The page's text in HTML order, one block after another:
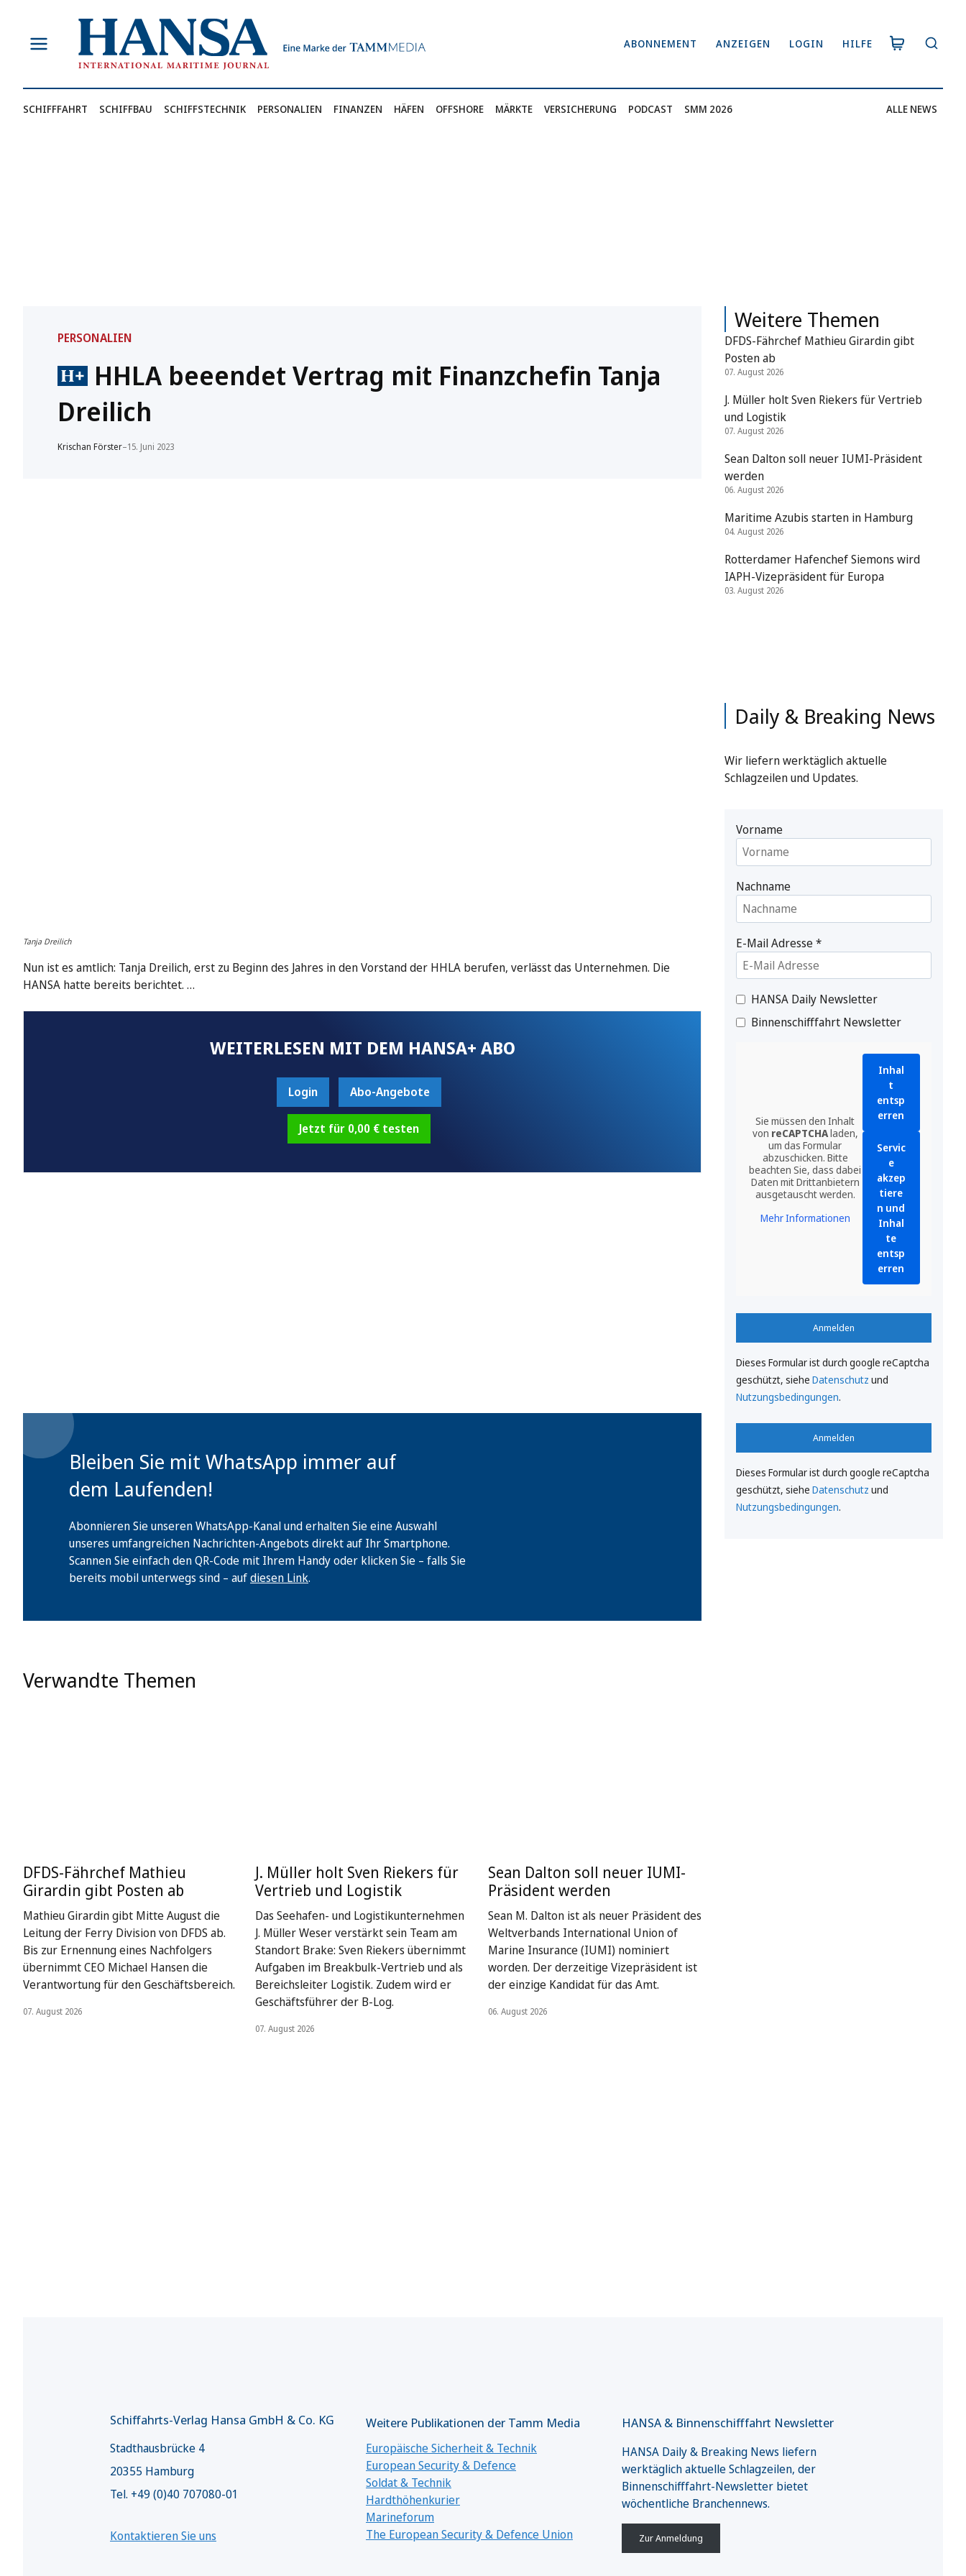
springen
ABONNEMENT ANZEIGEN LOGIN HILFE
SCHIFFFAHRT SCHIFFBAU SCHIFFSTECHNIK PERSONALIEN FINANZEN HÄFEN OFFSHORE MÄRKTE VERSICHERUNG PODCAST SMM 2026 ALLE NEWS
PERSONALIEN
HHLA beeendet Vertrag mit Finanzchefin Tanja
Dreilich
Krischan Förster–15. Juni 2023
Tanja Dreilich
Nun ist es amtlich: Tanja Dreilich, erst zu Beginn des Jahres in den Vorstand der HHLA berufen, verlässt das Unternehmen. Die
HANSA hatte bereits berichtet. …
WEITERLESEN MIT DEM HANSA+ ABO
Login Abo-Angebote
Jetzt für 0,00 € testen
Bleiben Sie mit WhatsApp immer auf
dem Laufenden!
Abonnieren Sie unseren WhatsApp-Kanal und erhalten Sie eine Auswahl
unseres umfangreichen Nachrichten-Angebots direkt auf Ihr Smartphone.
Scannen Sie einfach den QR-Code mit Ihrem Handy oder klicken Sie – falls Sie
bereits mobil unterwegs sind – aufdiesen Link.
Verwandte Themen
DFDS-Fährchef Mathieu
Girardin gibt Posten ab
Mathieu Girardin gibt Mitte August die
Leitung der Ferry Division von DFDS ab.
Bis zur Ernennung eines Nachfolgers
übernimmt CEO Michael Hansen die
Verantwortung für den Geschäftsbereich.
07. August 2026
J. Müller holt Sven Riekers für
Vertrieb und Logistik
Das Seehafen- und Logistikunternehmen
J. Müller Weser verstärkt sein Team am
Standort Brake: Sven Riekers übernimmt
Aufgaben im Breakbulk-Vertrieb und als
Bereichsleiter Logistik. Zudem wird er
Geschäftsführer der B-Log.
07. August 2026
Sean Dalton soll neuer IUMI-
Präsident werden
Sean M. Dalton ist als neuer Präsident des
Weltverbands International Union of
Marine Insurance (IUMI) nominiert
worden. Der derzeitige Vizepräsident ist
der einzige Kandidat für das Amt.
06. August 2026
Weitere Themen
DFDS-Fährchef Mathieu Girardin gibt
Posten ab
07. August 2026
J. Müller holt Sven Riekers für Vertrieb
und Logistik
07. August 2026
Sean Dalton soll neuer IUMI-Präsident
werden
06. August 2026
Maritime Azubis starten in Hamburg
04. August 2026
Rotterdamer Hafenchef Siemons wird
IAPH-Vizepräsident für Europa
03. August 2026
Daily & Breaking News
Wir liefern werktäglich aktuelle
Schlagzeilen und Updates.
Vorname
Nachname
E-Mail Adresse*
HANSA Daily Newsletter
Binnenschifffahrt Newsletter
Sie müssen den Inhalt
von reCAPTCHAladen,
um das Formular
abzuschicken. Bitte
beachten Sie, dass dabei
Daten mit Drittanbietern
ausgetauscht werden.
Mehr Informationen
Inhal
t
entsp
erren
Servic
e
akzep
tiere
n und
Inhal
te
entsp
erren
Anmelden
Dieses Formular ist durch google reCaptcha
geschützt, siehe Datenschutz und
Nutzungsbedingungen.
Anmelden
Dieses Formular ist durch google reCaptcha
geschützt, siehe Datenschutz und
Nutzungsbedingungen.
Schiffahrts-Verlag Hansa GmbH & Co. KG
Stadthausbrücke 4
20355 Hamburg
Tel. +49 (0)40 707080-01
Kontaktieren Sie uns
Weitere Publikationen der Tamm Media
Europäische Sicherheit & Technik
European Security & Defence
Soldat & Technik
Hardthöhenkurier
Marineforum
The European Security & Defence Union
HANSA & Binnenschifffahrt Newsletter
HANSA Daily & Breaking News liefern
werktäglich aktuelle Schlagzeilen, der
Binnenschifffahrt-Newsletter bietet
wöchentliche Branchennews.
Zur Anmeldung